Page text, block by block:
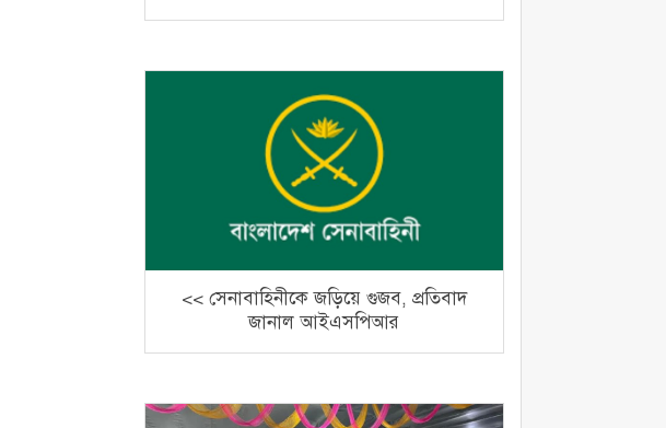
<< সেনাবাহিনীকে জড়িয়ে গুজব, প্রতিবাদ
জানাল আইএসপিআর